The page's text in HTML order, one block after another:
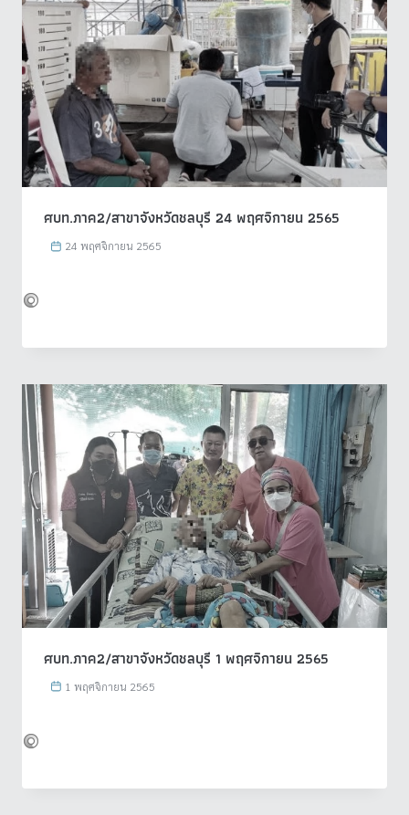
ศบท.ภาค2/สาขาจังหวัดชลบุรี 24 พฤศจิกายน 2565
24 พฤศจิกายน 2565
ศบท.ภาค2/สาขาจังหวัดชลบุรี 1 พฤศจิกายน 2565
1 พฤศจิกายน 2565